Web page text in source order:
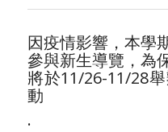
因疫情影響，本學
參與新生導覽，為
將於11/26-11/28
動
.